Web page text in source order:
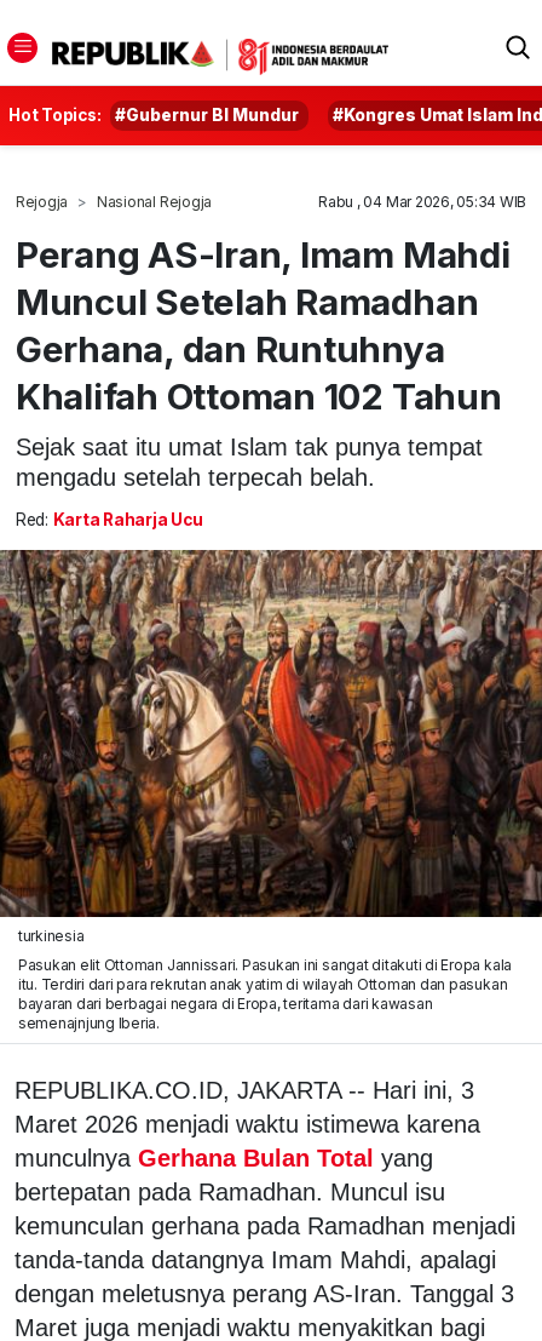
Hot Topics: #Gubernur BI Mundur #Kongres Umat Islam
Rejogja Nasional Rejogja Rabu , 04 Mar 2026, 05:34 WIB
Perang AS-Iran, Imam Mahdi
Muncul Setelah Ramadhan
Gerhana, dan Runtuhnya
Khalifah Ottoman 102 Tahun
Sejak saat itu umat Islam tak punya tempat
mengadu setelah terpecah belah.
Red: Karta Raharja Ucu
turkinesia
Pasukan elit Ottoman Jannissari. Pasukan ini sangat ditakuti di Eropa kala
itu. Terdiri dari para rekrutan anak yatim di wilayah Ottoman dan pasukan
bayaran dari berbagai negara di Eropa, teritama dari kawasan
semenajnjung Iberia.
REPUBLIKA.CO.ID, JAKARTA -- Hari ini, 3
Maret 2026 menjadi waktu istimewa karena
munculnya Gerhana Bulan Total yang
bertepatan pada Ramadhan. Muncul isu
kemunculan gerhana pada Ramadhan menjadi
tanda-tanda datangnya Imam Mahdi, apalagi
dengan meletusnya perang AS-Iran. Tanggal 3
Maret juga menjadi waktu menyakitkan bagi